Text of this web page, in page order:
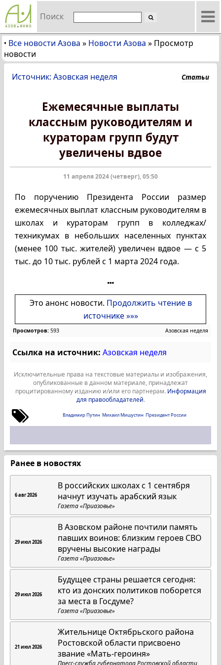
Поиск
• Все новости Азова » Новости Азова » Просмотр
новости
Источник: Азовская неделя Статьи
Ежемесячные выплаты
классным руководителям и
кураторам групп будут
увеличены вдвое
11 апреля 2024 (четверг), 05:50
По поручению Президента России размер
ежемесячных выплат классным руководителям в
школах и кураторам групп в колледжах/
техникумах в небольших населенных пунктах
(менее 100 тыс. жителей) увеличен вдвое — с 5
тыс. до 10 тыс. рублей с 1 марта 2024 года.
Это анонс новости. Продолжить чтение в
источнике »»»
Просмотров: 593 Азовская неделя
Ссылка на источник: Азовская неделя
Исключительные права на текстовые материалы и изображения,
опубликованные в данном материале, принадлежат
процитированному изданию и/или его партнерам. Информация
для правообладателей.
Владимир Путин Михаил Мишустин Президент России
Ранее в новостях
6 авг 2026
В российских школах с 1 сентября
начнут изучать арабский язык
Газета «Приазовье»
29 июл 2026
В Азовском районе почтили память
павших воинов: близким героев СВО
вручены высокие награды
Газета «Приазовье»
29 июл 2026
Будущее страны решается сегодня:
кто из донских политиков поборется
за места в Госдуме?
Газета «Приазовье»
21 июл 2026
Жительнице Октябрьского района
Ростовской области присвоено
звание «Мать-героиня»
Пресс-служба губернатора Ростовской области